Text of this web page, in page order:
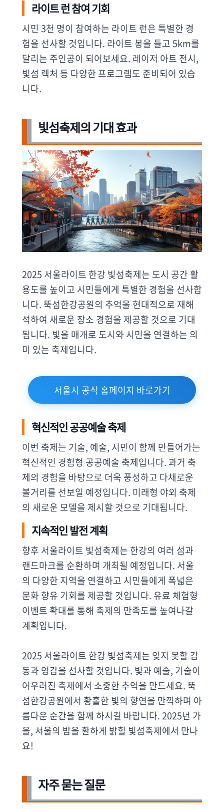
라이트 런 참여 기회
시민 3천 명이 참여하는 라이트 런은 특별한 경
험을 선사할 것입니다. 라이트 봉을 들고 5km를
달리는 주인공이 되어보세요. 레이저 아트 전시,
빛섬 렉처 등 다양한 프로그램도 준비되어 있습
니다.
빛섬축제의 기대 효과
2025 서울라이트 한강 빛섬축제는 도시 공간 활
용도를 높이고 시민들에게 특별한 경험을 선사합
니다. 뚝섬한강공원의 추억을 현대적으로 재해
석하여 새로운 장소 경험을 제공할 것으로 기대
됩니다. 빛을 매개로 도시와 시민을 연결하는 의
미 있는 축제입니다.
서울시 공식 홈페이지 바로가기
혁신적인 공공예술 축제
이번 축제는 기술, 예술, 시민이 함께 만들어가는
혁신적인 경험형 공공예술 축제입니다. 과거 축
제의 경험을 바탕으로 더욱 풍성하고 다채로운
볼거리를 선보일 예정입니다. 미래형 야외 축제
의 새로운 모델을 제시할 것으로 기대됩니다.
지속적인 발전 계획
향후 서울라이트 빛섬축제는 한강의 여러 섬과
랜드마크를 순환하며 개최될 예정입니다. 서울
의 다양한 지역을 연결하고 시민들에게 폭넓은
문화 향유 기회를 제공할 것입니다. 유료 체험형
이벤트 확대를 통해 축제의 만족도를 높여나갈
계획입니다.
2025 서울라이트 한강 빛섬축제는 잊지 못할 감
동과 영감을 선사할 것입니다. 빛과 예술, 기술이
어우러진 축제에서 소중한 추억을 만드세요. 뚝
섬한강공원에서 황홀한 빛의 향연을 만끽하며 아
름다운 순간을 함께 하시길 바랍니다. 2025년 가
을, 서울의 밤을 환하게 밝힐 빛섬축제에서 만나
요!
자주 묻는 질문